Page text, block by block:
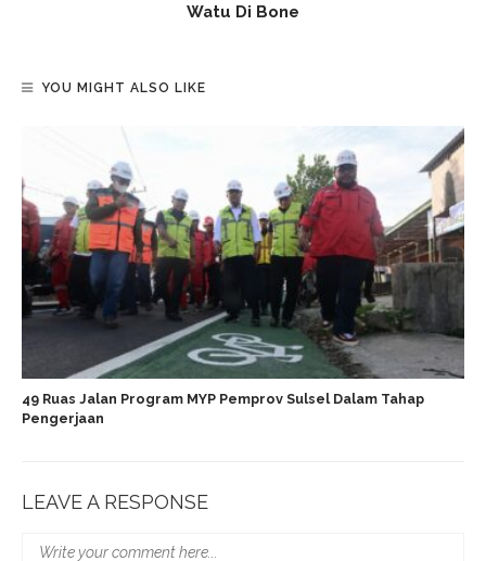
Watu Di Bone
YOU MIGHT ALSO LIKE
49 Ruas Jalan Program MYP Pemprov Sulsel Dalam Tahap
Pengerjaan
LEAVE A RESPONSE